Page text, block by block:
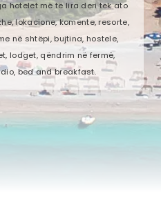
hotelet më të lira deri tek ato
lokacione, komente, resorte,
në shtëpi, bujtina, hostele,
lodget, qëndrim në fermë,
bed and breakfast.